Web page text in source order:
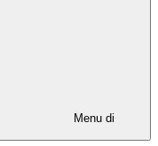
Menu di